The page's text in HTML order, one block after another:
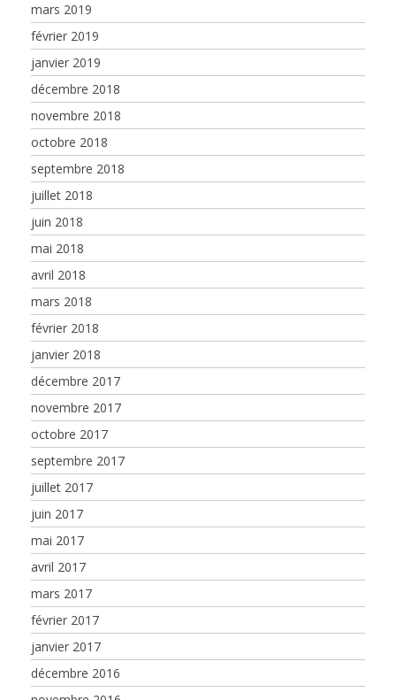
mars 2019
février 2019
janvier 2019
décembre 2018
novembre 2018
octobre 2018
septembre 2018
juillet 2018
juin 2018
mai 2018
avril 2018
mars 2018
février 2018
janvier 2018
décembre 2017
novembre 2017
octobre 2017
septembre 2017
juillet 2017
juin 2017
mai 2017
avril 2017
mars 2017
février 2017
janvier 2017
décembre 2016